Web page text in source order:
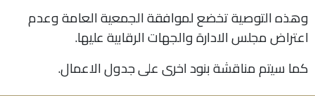
وهذه التوصية تخضع لموافقة الجمعية العامة وعدم
اعتراض مجلس الادارة والجهات الرقابية عليها.
كما سيتم مناقشة بنود اخرى على جدول الاعمال.